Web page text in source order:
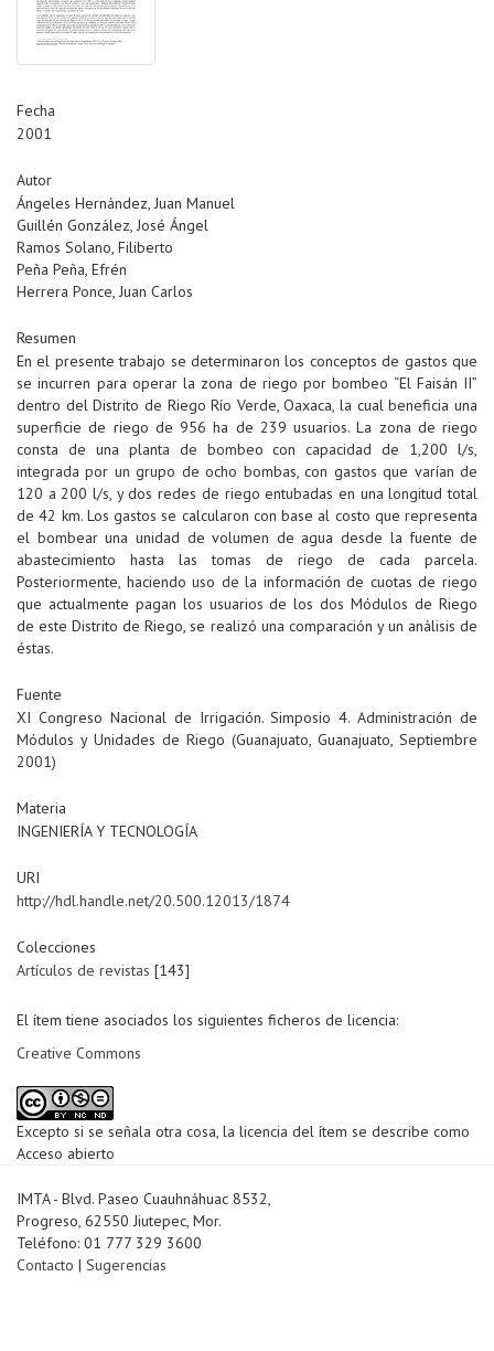
Fecha
2001
Autor
Ángeles Hernández, Juan Manuel
Guillén González, José Ángel
Ramos Solano, Filiberto
Peña Peña, Efrén
Herrera Ponce, Juan Carlos
Resumen
En el presente trabajo se determinaron los conceptos de gastos que
se incurren para operar la zona de riego por bombeo “El Faisán II”
dentro del Distrito de Riego Río Verde, Oaxaca, la cual beneficia una
superficie de riego de 956 ha de 239 usuarios. La zona de riego
consta de una planta de bombeo con capacidad de 1,200 l/s,
integrada por un grupo de ocho bombas, con gastos que varían de
120 a 200 l/s, y dos redes de riego entubadas en una longitud total
de 42 km. Los gastos se calcularon con base al costo que representa
el bombear una unidad de volumen de agua desde la fuente de
abastecimiento hasta las tomas de riego de cada parcela.
Posteriormente, haciendo uso de la información de cuotas de riego
que actualmente pagan los usuarios de los dos Módulos de Riego
de este Distrito de Riego, se realizó una comparación y un análisis de
éstas.
Fuente
XI Congreso Nacional de Irrigación. Simposio 4. Administración de
Módulos y Unidades de Riego (Guanajuato, Guanajuato, Septiembre
2001)
Materia
INGENIERÍA Y TECNOLOGÍA
URI
http://hdl.handle.net/20.500.12013/1874
Colecciones
Artículos de revistas [143]
El ítem tiene asociados los siguientes ficheros de licencia:
Creative Commons
Excepto si se señala otra cosa, la licencia del ítem se describe como
Acceso abierto
IMTA - Blvd. Paseo Cuauhnáhuac 8532,
Progreso, 62550 Jiutepec, Mor.
Teléfono: 01 777 329 3600
Contacto | Sugerencias